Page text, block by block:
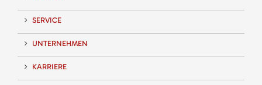
SERVICE
UNTERNEHMEN
KARRIERE